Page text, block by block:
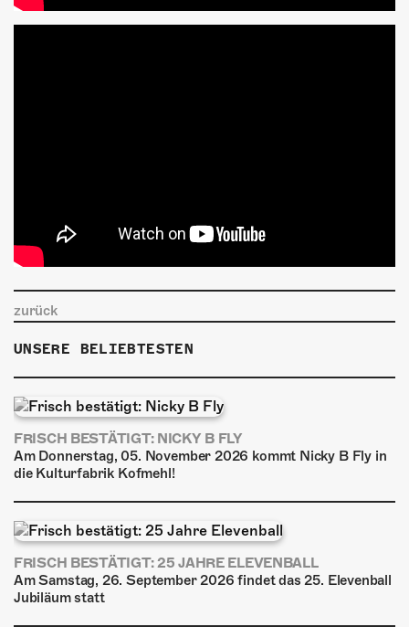
zurück
UNSERE BELIEBTESTEN
FRISCH BESTÄTIGT: NICKY B FLY
Am Donnerstag, 05. November 2026 kommt Nicky B Fly in
die Kulturfabrik Kofmehl!
FRISCH BESTÄTIGT: 25 JAHRE ELEVENBALL
Am Samstag, 26. September 2026 findet das 25. Elevenball
Jubiläum statt